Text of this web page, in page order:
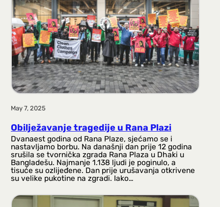
May 7, 2025
Obilježavanje tragedije u Rana Plazi
Dvanaest godina od Rana Plaze, sjećamo se i
nastavljamo borbu. Na današnji dan prije 12 godina
srušila se tvornička zgrada Rana Plaza u Dhaki u
Bangladešu. Najmanje 1.138 ljudi je poginulo, a
tisuće su ozlijeđene. Dan prije urušavanja otkrivene
su velike pukotine na zgradi. Iako…